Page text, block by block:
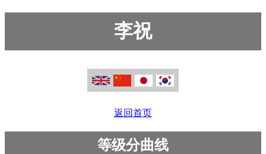
李祝
返回首页
等级分曲线